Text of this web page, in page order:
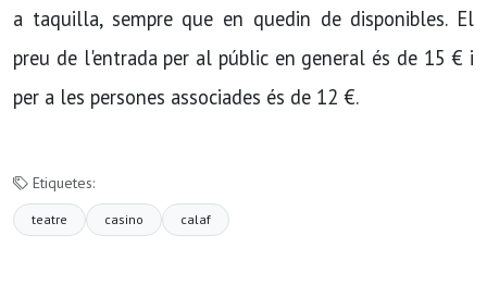
a taquilla, sempre que en quedin de disponibles. El
preu de l'entrada per al públic en general és de 15 € i
per a les persones associades és de 12 €.
Etiquetes:
teatre casino calaf